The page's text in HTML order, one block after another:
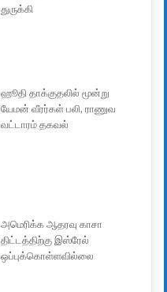
துருக்கி
ஹூதி தாக்குதலில் மூன்று
யேமன் வீரர்கள் பலி, ராணுவ
வட்டாரம் தகவல்
அமெரிக்க ஆதரவு காசா
திட்டத்திற்கு இஸ்ரேல்
ஒப்புக்கொள்ளவில்லை